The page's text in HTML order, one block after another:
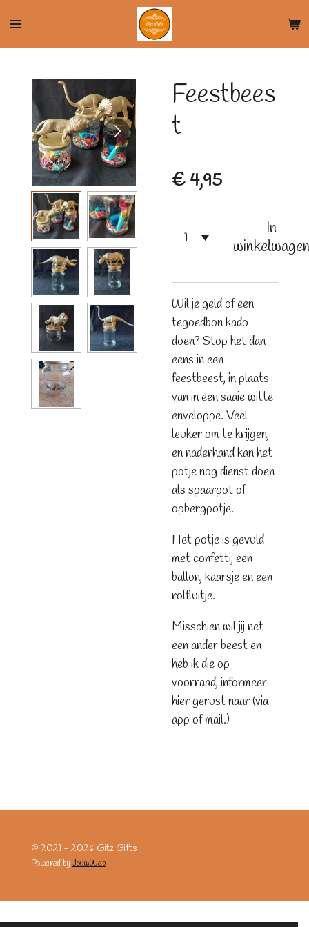
naar
hoofdinhoud
Feestbees
t
€ 4,95
In
Wil je geld of een
tegoedbon kado
doen? Stop het dan
eens in een
feestbeest, in plaats
van in een saaie witte
enveloppe. Veel
leuker om te krijgen,
en naderhand kan het
potje nog dienst doen
als spaarpot of
opbergpotje.
Het potje is gevuld
met confetti, een
ballon, kaarsje en een
rolfluitje.
Misschien wil jij net
een ander beest en
heb ik die op
voorraad, informeer
hier gerust naar (via
app of mail.)
© 2021 - 2026 Gitz Gifts
Powered by JouwWeb